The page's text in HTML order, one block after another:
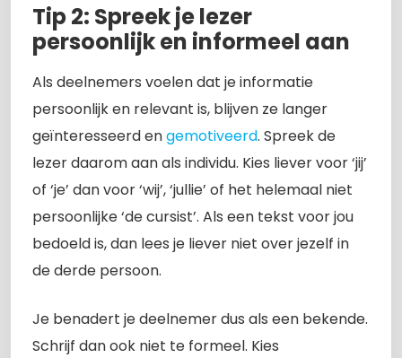
Tip 2: Spreek je lezer
persoonlijk en informeel aan
Als deelnemers voelen dat je informatie
persoonlijk en relevant is, blijven ze langer
geïnteresseerd engemotiveerd. Spreek de
lezer daarom aan als individu. Kies liever voor ‘jij’
of ‘je’ dan voor ‘wij’, ‘jullie’ of het helemaal niet
persoonlijke ‘de cursist’. Als een tekst voor jou
bedoeld is, dan lees je liever niet over jezelf in
de derde persoon.
Je benadert je deelnemer dus als een bekende.
Schrijf dan ook niet te formeel. Kies